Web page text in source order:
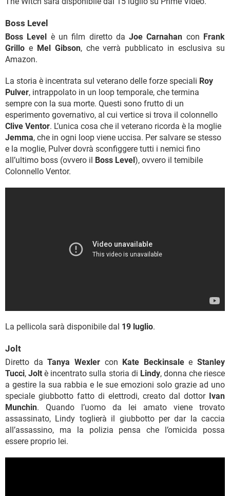
Boss Level
Boss Level è un film diretto daJoe Carnahan con Frank
Grillo e Mel Gibson, che verrà pubblicato in esclusiva su
Amazon.
La storia è incentrata sul veterano delle forze speciali Roy
Pulver, intrappolato in un loop temporale, che termina
sempre con la sua morte. Questi sono frutto di un
esperimento governativo, al cui vertice si trova il colonnello
Clive Ventor. L’unica cosa che il veterano ricorda è la moglie
Jemma, che in ogni loop viene uccisa. Per salvare se stesso
e la moglie, Pulver dovrà sconfiggere tutti i nemici fino
all’ultimo boss (ovvero il
Boss Level ), ovvero il temibile
Colonnello Ventor.
La pellicola sarà disponibile dal 19 luglio.
Jolt
Diretto daTanya Wexlercon Kate Beckinsalee Stanley
Tucci,Jolt è incentrato sulla storia di Lindy, donna che riesce
a gestire la sua rabbia e le sue emozioni solo grazie ad uno
speciale giubbotto fatto di elettrodi, creato dal dottor Ivan
Munchin. Quando l’uomo da lei amato viene trovato
assassinato, Lindy toglierà il giubbotto per dar la caccia
all’assassino, ma la polizia pensa che l’omicida possa
essere proprio lei.